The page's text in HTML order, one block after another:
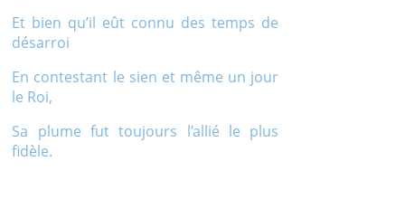
Et bien qu’il eût connu des temps de
désarroi
En contestant le sien et même un jour
le Roi,
Sa plume fut toujours l’allié le plus
fidèle.